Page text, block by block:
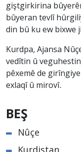
giştgirkirina
bûyeran tevlî
din bû ku ew bixwe
Kurdpa, Ajansa
vedîtin û
pêxemê de
exlaqî û mirovî.
BEŞ
Nûçe